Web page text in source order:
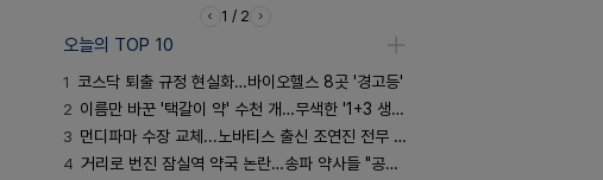
1 / 2
오늘의 TOP 10
1 코스닥 퇴출 규정 현실화…바이오헬스 8곳 '경고등'
2 이름만 바꾼 '택갈이 약' 수천 개…무색한 '1+3 생동'
3 먼디파마 수장 교체...노바티스 출신 조연진 전무 내정
4 거리로 번진 잠실역 약국 논란…송파 약사들 "공공성 훼손"